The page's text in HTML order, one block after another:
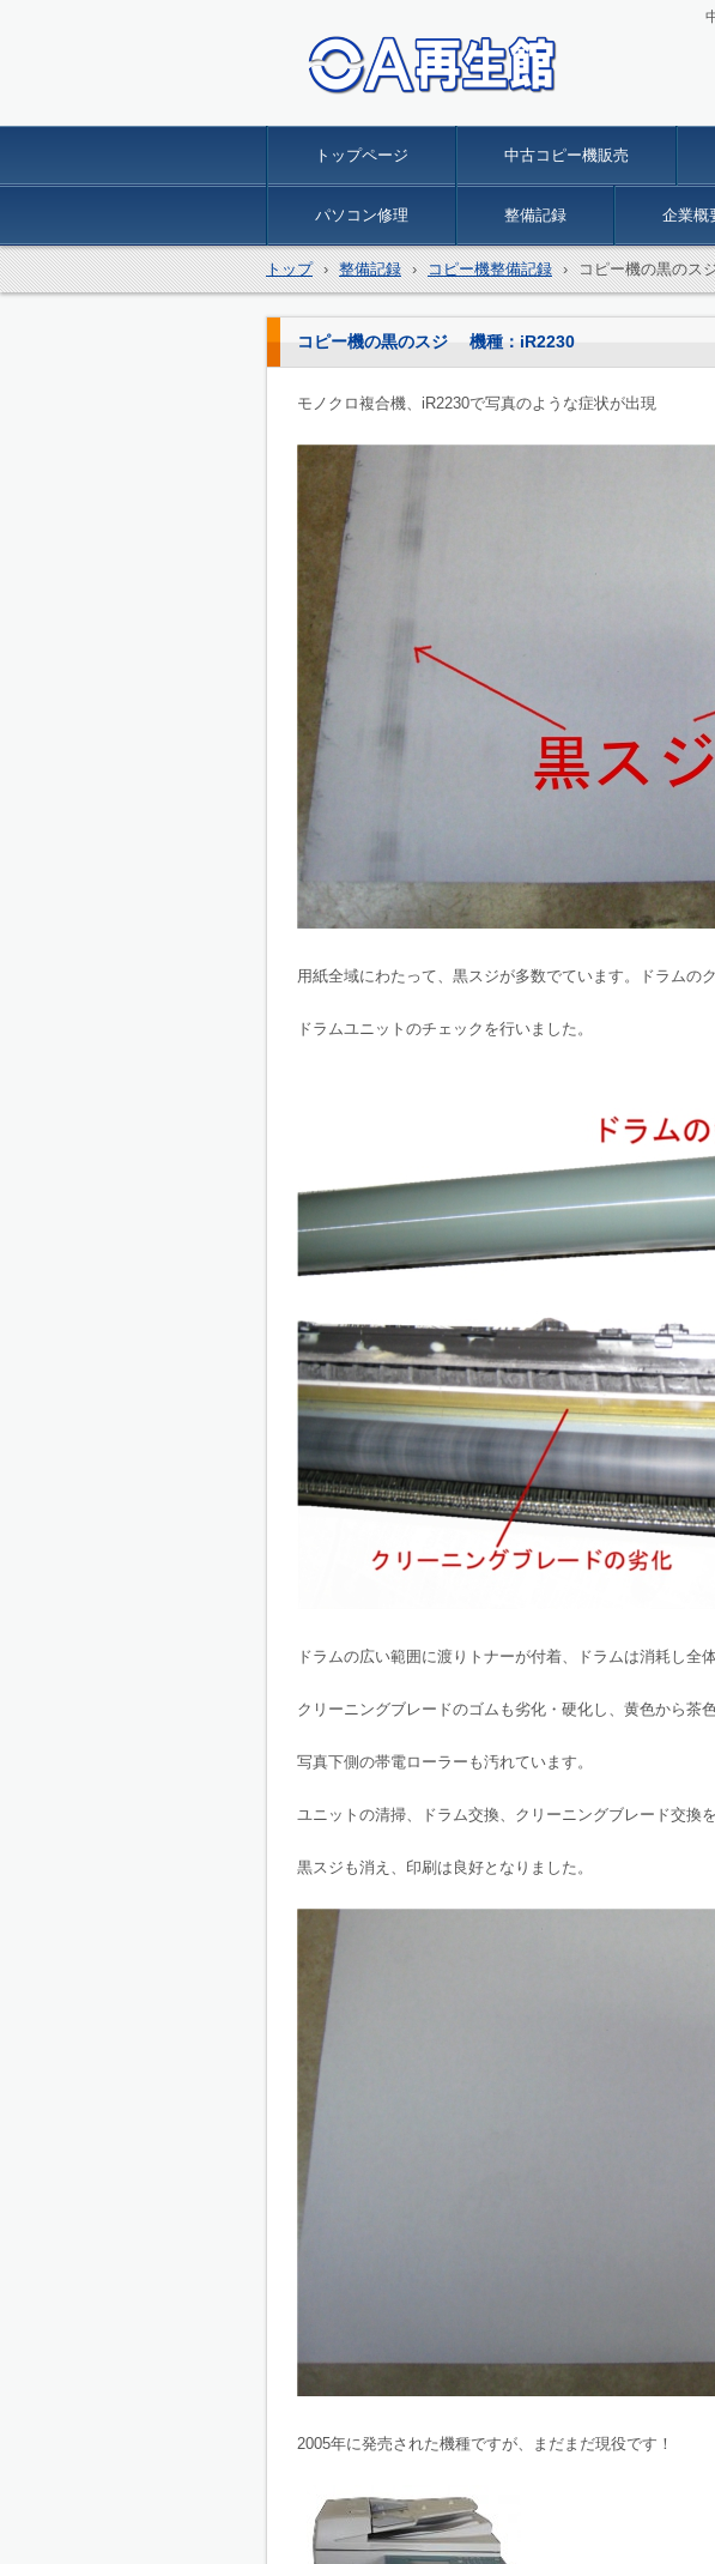
ンの修理と販売 栃木県のOA再
トップページ 中古コピー機販売
パソコン修理 整備記録 企業概
トップ › 整備記録 › コピー機整備記録 › コピー機の黒の
コピー機の黒のスジ 機種：iR2230
モノクロ複合機、iR2230で写真のような症状が出現
用紙全域にわたって、黒スジが多数でています。ドラムの
ドラムユニットのチェックを行いました。
ドラムの広い範囲に渡りトナーが付着、ドラムは消耗し全
クリーニングブレードのゴムも劣化・硬化し、黄色から茶
写真下側の帯電ローラーも汚れています。
ユニットの清掃、ドラム交換、クリーニングブレード交換を
黒スジも消え、印刷は良好となりました。
2005年に発売された機種ですが、まだまだ現役です！